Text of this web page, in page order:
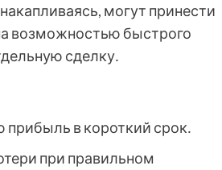
могут принести
возможностью быстрого
сделку․
в короткий срок․
при правильном